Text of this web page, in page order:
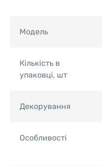
Модель
Кількість в
упаковці, шт
Декорування
Особливості